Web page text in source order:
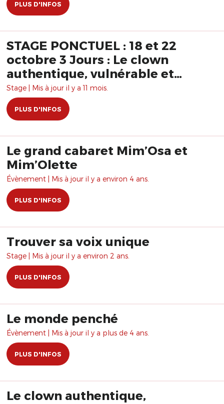
PLUS D'INFOS
STAGE PONCTUEL : 18 et 22
octobre 3 Jours : Le clown
authentique, vulnérable et
interactif
Stage | Mis à jour il y a 11 mois.
PLUS D'INFOS
Le grand cabaret Mim’Osa et
Mim’Olette
Évènement | Mis à jour il y a environ 4 ans.
PLUS D'INFOS
Trouver sa voix unique
Stage | Mis à jour il y a environ 2 ans.
PLUS D'INFOS
Le monde penché
Évènement | Mis à jour il y a plus de 4 ans.
PLUS D'INFOS
Le clown authentique,